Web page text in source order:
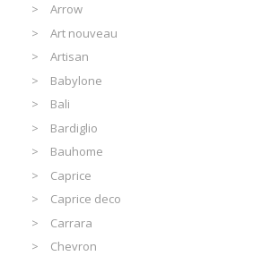
Arrow
Art nouveau
Artisan
Babylone
Bali
Bardiglio
Bauhome
Caprice
Caprice deco
Carrara
Chevron